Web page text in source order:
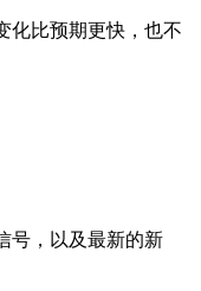
化比预期更快，也不
号，以及最新的新